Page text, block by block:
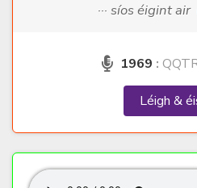
··· síos éigint air
1969 :
Léigh &